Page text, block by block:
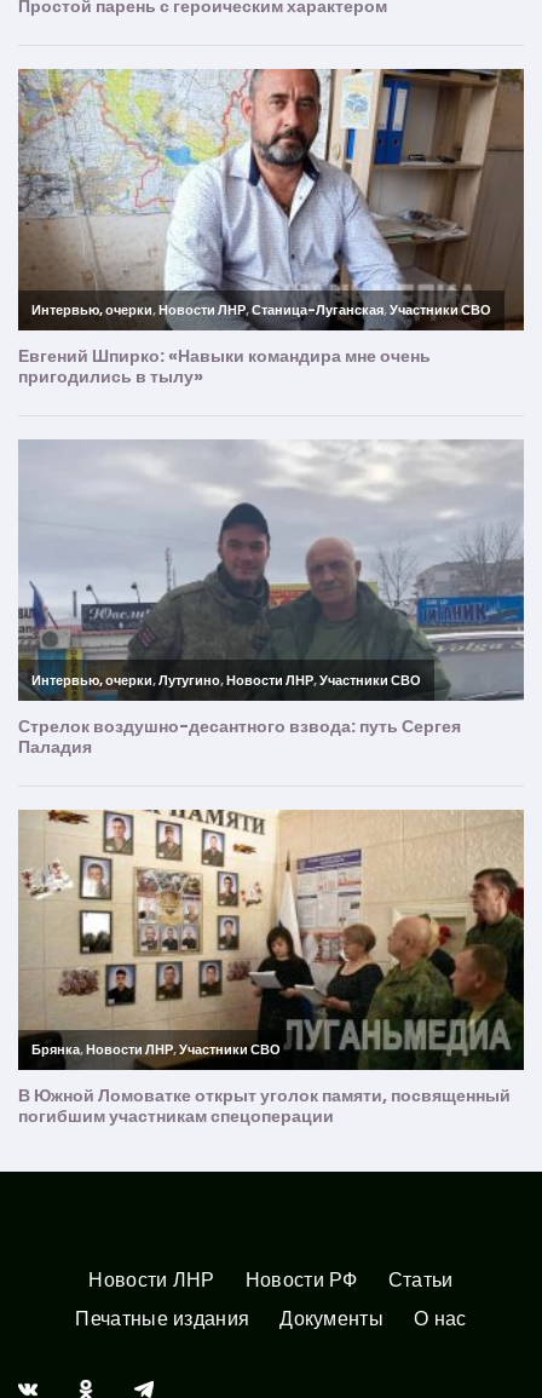
Новости ЛНР Новости РФ
Статьи
Печатные издания
Документы О нас